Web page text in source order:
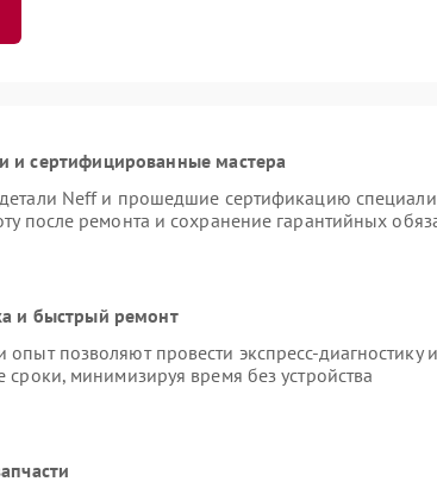
и сертифицированные мастера
Neff и прошедшие сертификацию
после ремонта и сохранение гарантийных
и быстрый ремонт
позволяют провести экспресс-диагностику и
сроки, минимизируя время без устройства